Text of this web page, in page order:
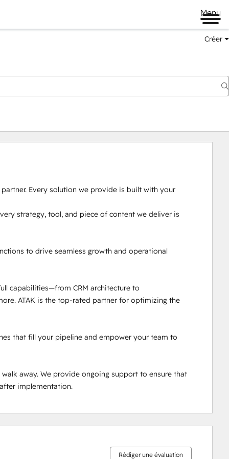
Menu
Créer
Every solution we provide is built with your
strategy, tool, and piece of content we deliver is
to drive seamless growth and operational
capabilities—from CRM architecture to
ATAK is the top-rated partner for optimizing the
that fill your pipeline and empower your team to
away. We provide ongoing support to ensure that
implementation.
Rédiger une évaluation